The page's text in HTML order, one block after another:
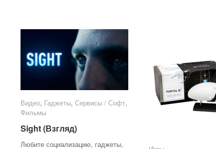
Видео, Гаджеты, Сервисы / Софт,
Фильмы
Sight (Взгляд)
Любите социализацию, гаджеты,
Видео Гаджеты Сервисы / Софт
Фильмы
Sight (Взгляд)